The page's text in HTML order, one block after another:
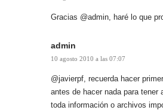
Gracias @admin, haré lo que
admin
10 agosto 2010 a las 07:07
@javierpf, recuerda hacer
antes de hacer nada para
toda información o archivos